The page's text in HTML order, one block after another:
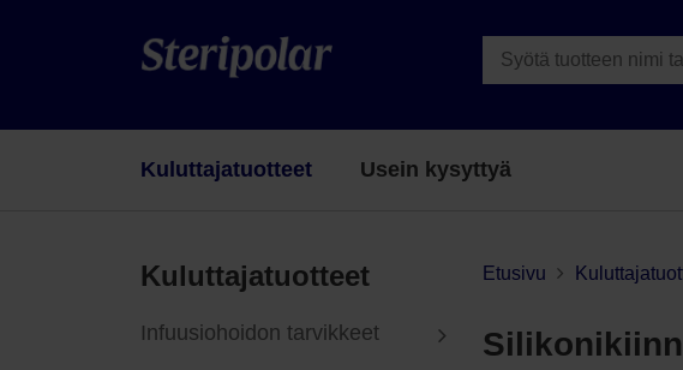
Kuluttajatuotteet Usein kysyttyä
Kuluttajatuotteet
Infuusiohoidon tarvikkeet
Etusivu